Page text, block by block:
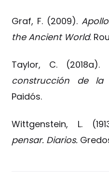
Graf, F. (2009).
the Ancient World.
Taylor, C. (2018a).
construcción de la
Paidós.
Wittgenstein, L.
pensar. Diarios.